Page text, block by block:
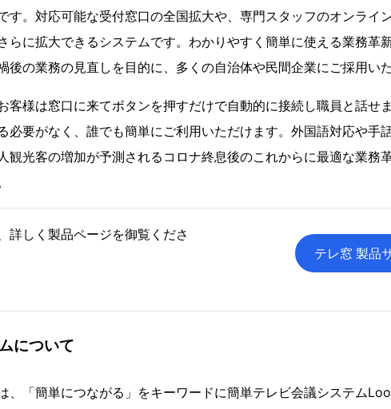
す。対応可能な受付窓口の全国拡大や、専門スタッフのオンライ
らに拡大できるシステムです。わかりやすく簡単に使える業務革
後の業務の見直しを目的に、多くの自治体や民間企業にご採用い
客様は窓口に来てボタンを押すだけで自動的に接続し職員と話せ
必要がなく、誰でも簡単にご利用いただけます。外国語対応や手
観光客の増加が予測されるコロナ終息後のこれからに最適な業務
詳しく製品ページを御覧くださ
テレ窓 製品
について
、「簡単につながる」をキーワードに簡単テレビ会議システム